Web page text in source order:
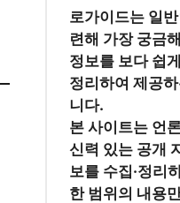
로가이드는 일
련해 가장 궁금
정보를 보다 쉽
정리하여 제공
니다.
본 사이트는 언
신력 있는 공개
보를 수집·정리
한 범위의 내용